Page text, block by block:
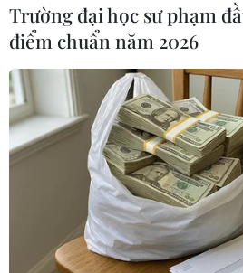
#Long An #Nhập cảnh
#Giải trình tự gene
#Bệnh nhân
#Cách ly
Long An Tây
Theo dõi VietnamPlus
Trường đại học sư phạm
điểm chuẩn năm 2026